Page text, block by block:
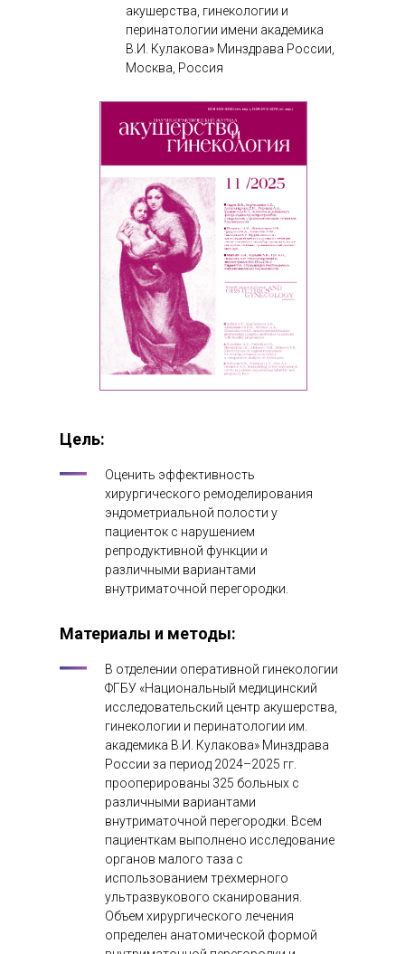
акушерства, гинекологии и
перинатологии имени академика
В.И. Кулакова» Минздрава России,
Москва, Россия
Материалы и методы:
В отделении оперативной гинекологии
ФГБУ «Национальный медицинский
исследовательский центр акушерства,
гинекологии и перинатологии им.
академика В.И. Кулакова» Минздрава
России за период 2024–2025 гг.
прооперированы 325 больных с
различными вариантами
внутриматочной перегородки. Всем
пациенткам выполнено исследование
органов малого таза с
использованием трехмерного
ультразвукового сканирования.
Объем хирургического лечения
определен анатомической формой
Цель:
Оценить эффективность
хирургического ремоделирования
эндометриальной полости у
пациенток с нарушением
репродуктивной функции и
различными вариантами
внутриматочной перегородки.